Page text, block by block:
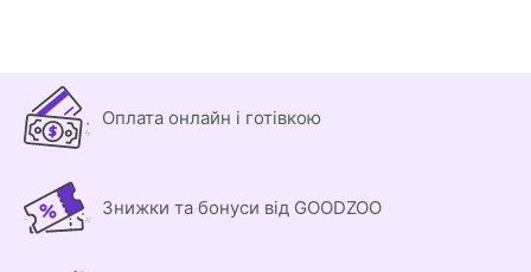
Оплата онлайн і готівкою
Знижки та бонуси від GOODZOO